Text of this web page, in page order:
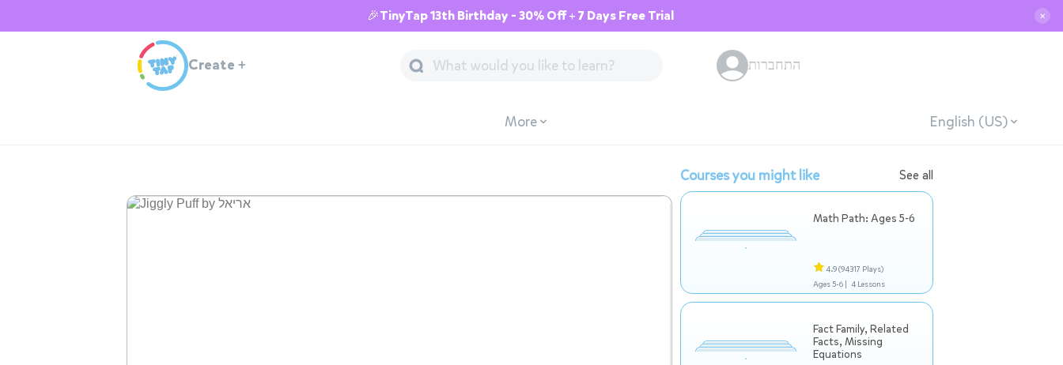
🎉TinyTap 13th Birthday - 30% Off + 7 Days Free Trial ✕
Create + התחברות
More English (US)
Courses you might like See all
Math Path: Ages 5-6
4.9(94317 Plays)
Ages 5-6 | 4 Lessons
Fact Family, Related
Facts, Missing
Equations